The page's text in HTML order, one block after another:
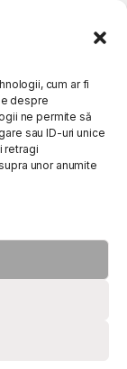
cum ar fi
despre
ne permite să
sau ID-uri unice
retragi
unor anumite